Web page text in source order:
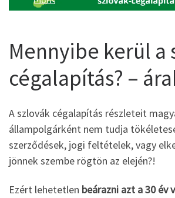
Mennyibe kerül a
cégalapítás? –
A szlovák cégalapítás részleteit
állampolgárként nem tudja
szerződések, jogi feltételek, vagy
jönnek szembe rögtön az elején?!
Ezért lehetetlen beárazni azt a 30 év